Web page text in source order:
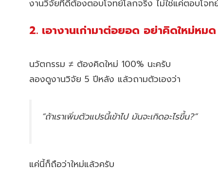
งานวิจัยที่ดีต้องตอบโจทย์โลกจริง ไม่ใช่แค่ตอบโจทย์
2. เอางานเก่ามาต่อยอด อย่าคิดใหม่หมด
นวัตกรรม ≠ ต้องคิดใหม่ 100% นะครับ
ลองดูงานวิจัย 5 ปีหลัง แล้วถามตัวเองว่า
“ถ้าเราเพิ่มตัวแปรนี้เข้าไป มันจะเกิดอะไรขึ้น?”
แค่นี้ก็ถือว่าใหม่แล้วครับ